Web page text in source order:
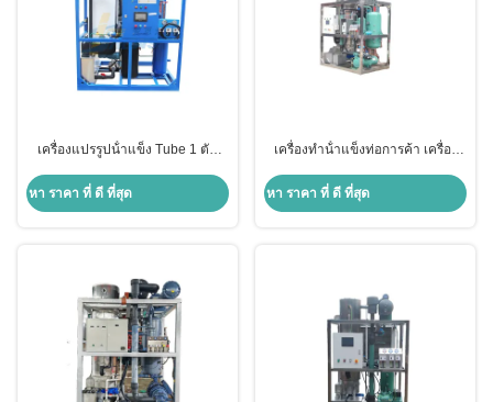
เครื่องแปรรูปน้ําแข็ง Tube 1 ตัน
หา ราคา ที่ ดี ที่สุด
เครื่องทําน้ําแข็งท่อการค้า เครื่อง
หา ราคา ที่ ดี ที่สุด